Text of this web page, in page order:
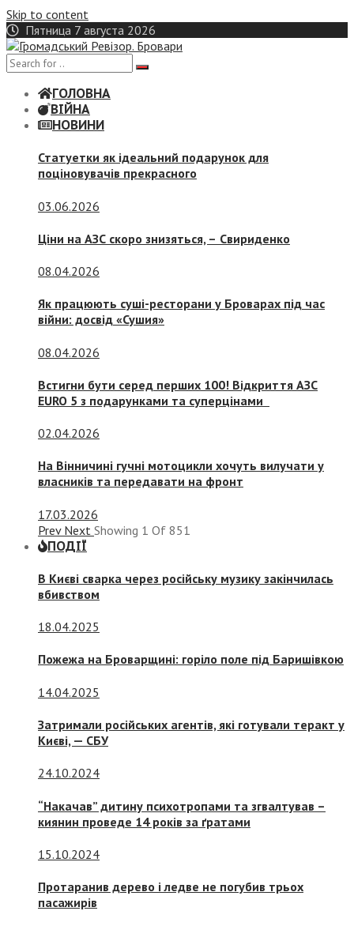
Skip to content
Пятница 7 августа 2026
ГОЛОВНА
ВІЙНА
НОВИНИ
Статуетки як ідеальний подарунок для
поціновувачів прекрасного
03.06.2026
Ціни на АЗС скоро знизяться, – Свириденко
08.04.2026
Як працюють суші-ресторани у Броварах під час
війни: досвід «Сушия»
08.04.2026
Встигни бути серед перших 100! Відкриття АЗС
EURO 5 з подарунками та суперцінами
02.04.2026
На Вінничині гучні мотоцикли хочуть вилучати у
власників та передавати на фронт
17.03.2026
Prev Next Showing 1 Of 851
ПОДІЇ
В Києві сварка через російську музику закінчилась
вбивством
18.04.2025
Пожежа на Броварщині: горіло поле під Баришівкою
14.04.2025
Затримали російських агентів, які готували теракт у
Києві, — СБУ
24.10.2024
“Накачав” дитину психотропами та згвалтував –
киянин проведе 14 років за ґратами
15.10.2024
Протаранив дерево і ледве не погубив трьох
пасажирів